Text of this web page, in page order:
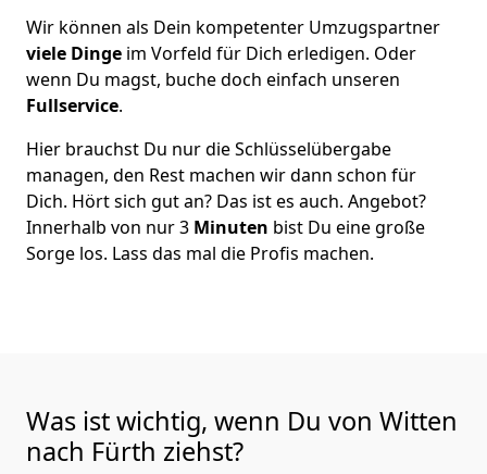
Wir können als Dein kompetenter Umzugspartner
viele Dinge im Vorfeld für Dich erledigen. Oder
wenn Du magst, buche doch einfach unseren
Fullservice.
Hier brauchst Du nur die Schlüsselübergabe
managen, den Rest machen wir dann schon für
Dich. Hört sich gut an? Das ist es auch. Angebot?
Innerhalb von nur 3 Minuten bist Du eine große
Sorge los. Lass das mal die Profis machen.
Was ist wichtig, wenn Du von Witten
nach Fürth ziehst?